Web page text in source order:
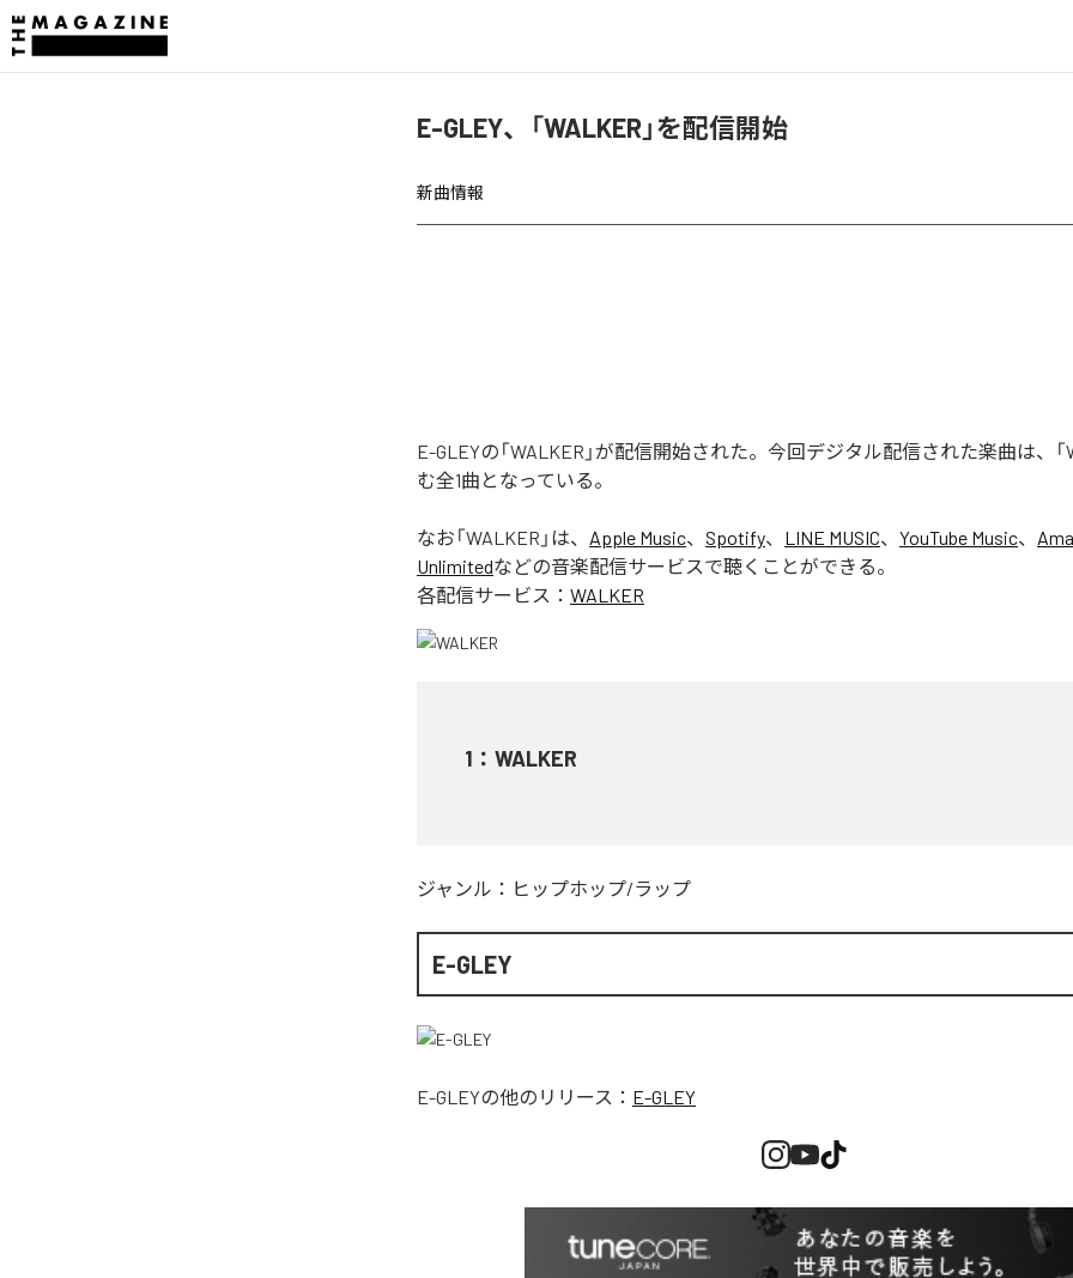
E-GLEY、「WALKER」を配信開始
新曲情報
E-GLEYの「WALKER」が配信開始された。今回デジタル配信された楽曲は、「
む全1曲となっている。
なお「WALKER 」は、 Apple Music、 Spotify、 LINE MUSIC、 YouTube Music、
Unlimitedなどの音楽配信サービスで聴くことができる。
各配信サービス： WALKER
1 ： WALKER
ジャンル： ヒップホップ/ラップ
E-GLEY
E-GLEYの他のリリース： E-GLEY